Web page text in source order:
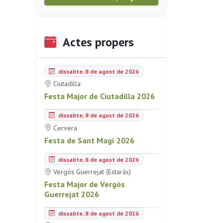
Actes propers
dissabte, 8 de agost de 2026
Ciutadilla
Festa Major de Ciutadilla 2026
dissabte, 8 de agost de 2026
Cervera
Festa de Sant Magí 2026
dissabte, 8 de agost de 2026
Vergós Guerrejat (Estaràs)
Festa Major de Vergós
Guerrejat 2026
dissabte, 8 de agost de 2026